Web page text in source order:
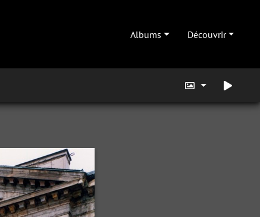
Albums Découvrir